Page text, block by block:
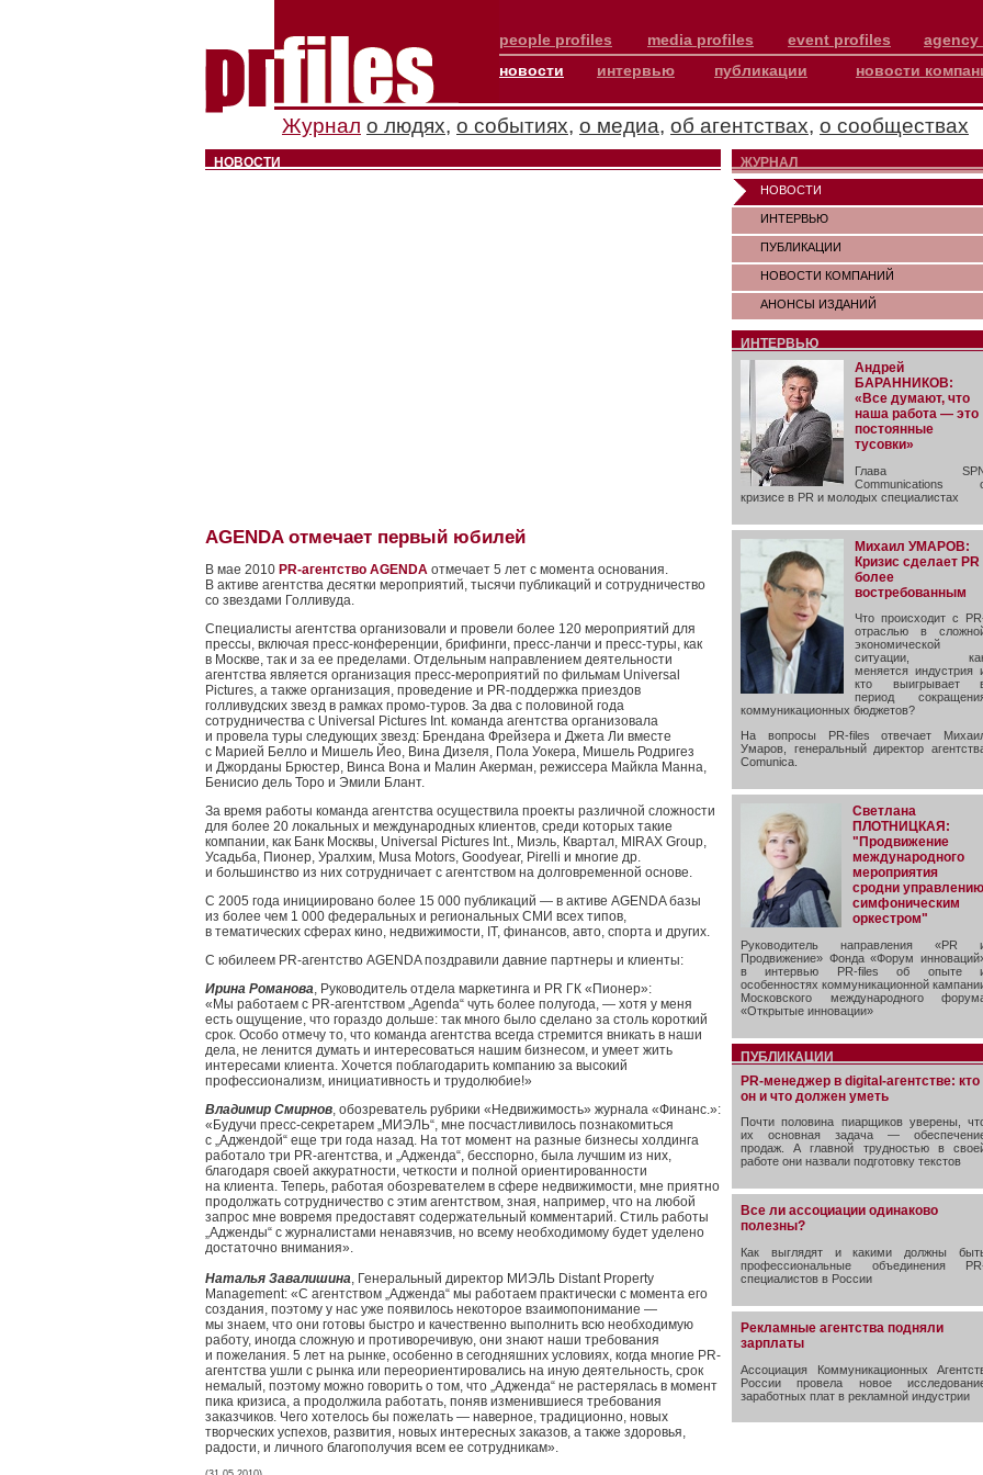
people profiles media profiles event profiles agency
новости
интервью публикации новости
Журнал о людях, о событиях, о медиа, об агентствах, о сообществах
НОВОСТИ
AGENDA отмечает первый юбилей
В мае 2010 PR-агентство AGENDA отмечает 5 лет с момента основания.
В активе агентства десятки мероприятий, тысячи публикаций и сотрудничество
со звездами Голливуда.
Специалисты агентства организовали и провели более 120 мероприятий для
прессы, включая пресс-конференции, брифинги, пресс-ланчи и пресс-туры, как
в Москве, так и за ее пределами. Отдельным направлением деятельности
агентства является организация пресс-мероприятий по фильмам Universal
Pictures, а также организация, проведение и PR-поддержка приездов
голливудских звезд в рамках промо-туров. За два с половиной года
сотрудничества с Universal Pictures Int. команда агентства организовала
и провела туры следующих звезд: Брендана Фрейзера и Джета Ли вместе
с Марией Белло и Мишель Йео, Вина Дизеля, Пола Уокера, Мишель Родригез
и Джорданы Брюстер, Винса Вона и Малин Акерман, режиссера Майкла Манна,
Бенисио дель Торо и Эмили Блант.
За время работы команда агентства осуществила проекты различной сложности
для более 20 локальных и международных клиентов, среди которых такие
компании, как Банк Москвы, Universal Pictures Int., Миэль, Квартал, MIRAX Group,
Усадьба, Пионер, Уралхим, Musa Motors, Goodyear, Pirelli и многие др.
и большинство из них сотрудничает с агентством на долговременной основе.
С 2005 года инициировано более 15 000 публикаций — в активе AGENDA базы
из более чем 1 000 федеральных и региональных СМИ всех типов,
в тематических сферах кино, недвижимости, IT, финансов, авто, спорта и других.
C юбилеем PR-агентство AGENDA поздравили давние партнеры и клиенты:
Ирина Романова, Руководитель отдела маркетинга и PR ГК «Пионер»:
«Мы работаем с PR-агентством „Agenda“ чуть более полугода, — хотя у меня
есть ощущение, что гораздо дольше: так много было сделано за столь короткий
срок. Особо отмечу то, что команда агентства всегда стремится вникать в наши
дела, не ленится думать и интересоваться нашим бизнесом, и умеет жить
интересами клиента. Хочется поблагодарить компанию за высокий
профессионализм, инициативность и трудолюбие!»
Владимир Смирнов, обозреватель рубрики «Недвижимость» журнала «Финанс.»:
«Будучи пресс-секретарем „МИЭЛЬ“, мне посчастливилось познакомиться
с „Аджендой“ еще три года назад. На тот момент на разные бизнесы холдинга
работало три PR-агентства, и „Адженда“, бесспорно, была лучшим из них,
благодаря своей аккуратности, четкости и полной ориентированности
на клиента. Теперь, работая обозревателем в сфере недвижимости, мне приятно
продолжать сотрудничество с этим агентством, зная, например, что на любой
запрос мне вовремя предоставят содержательный комментарий. Стиль работы
„Адженды“ с журналистами ненавязчив, но всему необходимому будет уделено
достаточно внимания».
Наталья Завалишина, Генеральный директор МИЭЛЬ Distant Property
Management: «С агентством „Адженда“ мы работаем практически с момента его
создания, поэтому у нас уже появилось некоторое взаимопонимание —
мы знаем, что они готовы быстро и качественно выполнить всю необходимую
работу, иногда сложную и противоречивую, они знают наши требования
и пожелания. 5 лет на рынке, особенно в сегодняшних условиях, когда многие PR-
агентства ушли с рынка или переориентировались на иную деятельность, срок
немалый, поэтому можно говорить о том, что „Адженда“ не растерялась в момент
пика кризиса, а продолжила работать, поняв изменившиеся требования
заказчиков. Чего хотелось бы пожелать — наверное, традиционно, новых
творческих успехов, развития, новых интересных заказов, а также здоровья,
радости, и личного благополучия всем ее сотрудникам».
ЖУРНАЛ
НОВОСТИ
ИНТЕРВЬЮ
ПУБЛИКАЦИИ
НОВОСТИ КОМПАНИЙ
АНОНСЫ ИЗДАНИЙ
ИНТЕРВЬЮ
Андрей
БАРАННИКОВ:
«Все думают, что
наша работа — это
постоянные
тусовки»
Глава
Communications
кризисе в PR и молодых специалистах
Михаил УМАРОВ:
Кризис сделает PR
более
востребованным
Что происходит с
отраслью в
экономической
ситуации,
меняется индустрия
кто выигрывает
период
коммуникационных бюджетов?
На вопросы PR-files отвечает
Умаров, генеральный директор
Comunica.
Светлана
ПЛОТНИЦКАЯ:
"Продвижение
международного
мероприятия
сродни управлению
симфоническим
оркестром"
Руководитель направления «PR
Продвижение» Фонда «Форум
в интервью PR-files об опыте
особенностях коммуникационной
Московского международного
«Открытые инновации»
ПУБЛИКАЦИИ
PR-менеджер в digital-агентстве: кто
он и что должен уметь
Почти половина пиарщиков уверены,
их основная задача —
продаж. А главной трудностью в
работе они назвали подготовку текстов
Все ли ассоциации одинаково
полезны?
Как выглядят и какими должны
профессиональные объединения
специалистов в России
Рекламные агентства подняли
зарплаты
Ассоциация Коммуникационных
России провела новое
заработных плат в рекламной индустрии